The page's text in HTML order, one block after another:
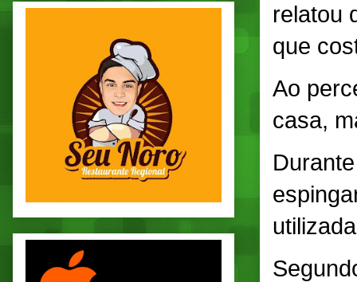
relatou
que
Ao
casa,